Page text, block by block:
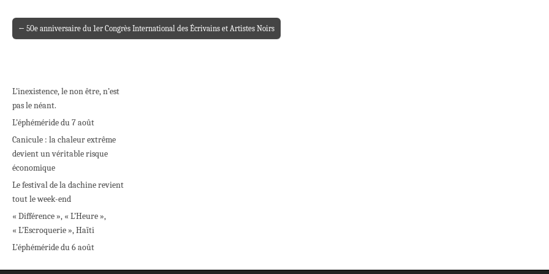
Post navigation
← 50e anniversaire du 1er Congrès International des Écrivains et Artistes Noirs
L’inexistence, le non être, n’est
pas le néant.
L’éphéméride du 7 août
Canicule : la chaleur extrême
devient un véritable risque
économique
Le festival de la dachine revient
tout le week-end
« Différence », « L’Heure »,
« L’Escroquerie », Haïti
L’éphéméride du 6 août